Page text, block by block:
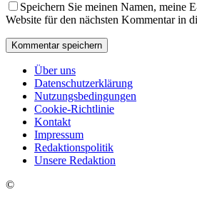
Speichern Sie meinen Namen, meine
Website für den nächsten Kommentar in
Über uns
Datenschutzerklärung
Nutzungsbedingungen
Cookie-Richtlinie
Kontakt
Impressum
Redaktionspolitik
Unsere Redaktion
©